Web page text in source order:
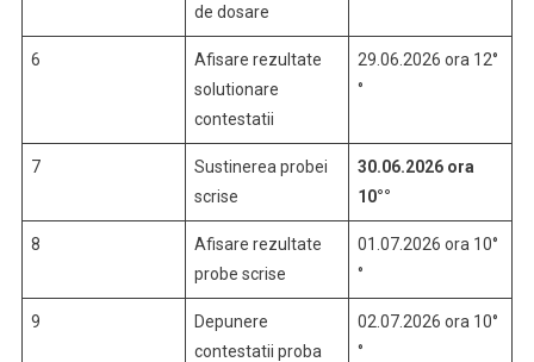
de dosare
6
Afisare rezultate
solutionare
contestatii
29.06.2026 ora 12°
°
7
Sustinerea probei
scrise
30.06.2026 ora
10°°
8
Afisare rezultate
probe scrise
01.07.2026 ora 10°
°
9
Depunere
contestatii proba
02.07.2026 ora 10°
°